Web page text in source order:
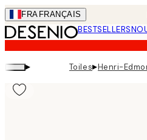
Skip
to
main
content.
FRA FRANÇAIS
BESTSELLERS
▸ Toiles▸Henri-